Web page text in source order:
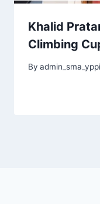
Khalid
Climbing
By